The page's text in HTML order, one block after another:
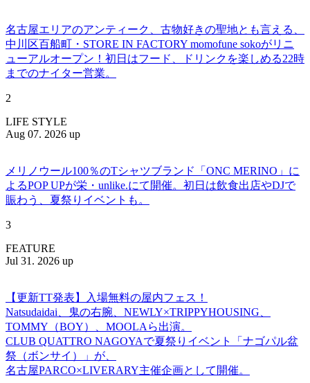
名古屋エリアのアンティーク、古物好きの聖地とも言える、
中川区百船町・STORE IN FACTORY momofune sokoがリニ
ューアルオープン！初日はフード、ドリンクを楽しめる22時
までのナイター営業。
2
LIFE STYLE
Aug 07. 2026 up
メリノウール100％のTシャツブランド「ONC MERINO」に
よるPOP UPが栄・unlike.にて開催。初日は飲食出店やDJで
賑わう、夏祭りイベントも。
3
FEATURE
Jul 31. 2026 up
【更新TT発表】入場無料の屋内フェス！
Natsudaidai、鬼の右腕、NEWLY×TRIPPYHOUSING、
TOMMY（BOY）、MOOLAら出演。
CLUB QUATTRO NAGOYAで夏祭りイベント「ナゴパル盆
祭（ボンサイ）」が、
名古屋PARCO×LIVERARY主催企画として開催。